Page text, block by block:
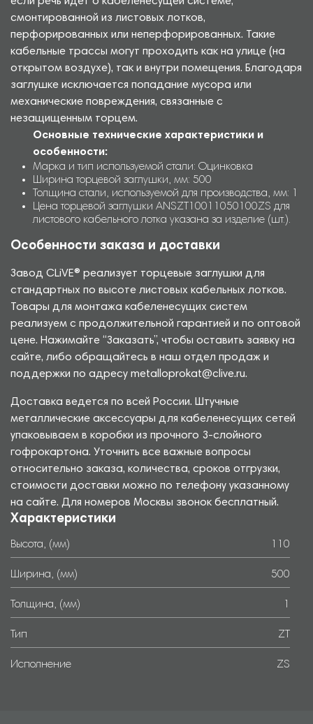
смонтированной из листовых лотков,
перфорированных или неперфорированных. Такие
кабельные трассы могут проходить как на улице (на
открытом воздухе), так и внутри помещения. Благодаря
заглушке исключается попадание мусора или
механические повреждения, связанные с
незащищенным торцем.
Основные технические характеристики и
особенности:
Марка и тип используемой стали: Оцинковка
Ширина торцевой заглушки, мм: 500
Толщина стали, используемой для производства, мм: 1
Цена торцевой заглушки ANSZT10011050100ZS для
листового кабельного лотка указана за изделие (шт.).
Особенности заказа и доставки
Завод CLiVE® реализует торцевые заглушки для
стандартных по высоте листовых кабельных лотков.
Товары для монтажа кабеленесущих систем
реализуем с продолжительной гарантией и по оптовой
цене. Нажимайте “Заказать”, чтобы оставить заявку на
сайте, либо обращайтесь в наш отдел продаж и
поддержки по адресу metalloprokat@clive.ru.
Доставка ведется по всей России. Штучные
металлические аксессуары для кабеленесущих сетей
упаковываем в коробки из прочного 3-слойного
гофрокартона. Уточнить все важные вопросы
относительно заказа, количества, сроков отгрузки,
стоимости доставки можно по телефону указанному
на сайте. Для номеров Москвы звонок бесплатный.
Характеристики
Высота, (мм) 110
Ширина, (мм) 500
Толщина, (мм) 1
Тип ZT
Исполнение ZS